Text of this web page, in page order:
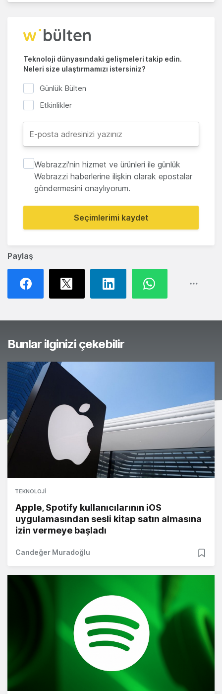
Paylaş
Teknoloji dünyasındaki gelişmeleri takip edin.
Neleri size ulaştırmamızı istersiniz?
Günlük Bülten
Etkinlikler
Webrazzi'nin hizmet ve ürünleri ile günlük
Webrazzi haberlerine ilişkin olarak epostalar
göndermesini onaylıyorum.
Seçimlerimi kaydet
Bunlar ilginizi çekebilir
TEKNOLOJI
Apple, Spotify kullanıcılarının iOS
uygulamasından sesli kitap satın almasına
izin vermeye başladı
Candeğer Muradoğlu